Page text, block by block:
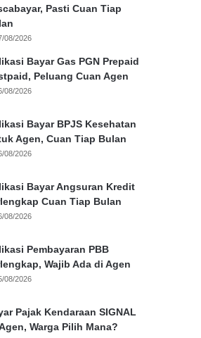
Pasti Cuan Tiap
08/2026
Bayar Gas PGN Prepaid
Peluang Cuan Agen
08/2026
Bayar BPJS Kesehatan
Agen, Cuan Tiap Bulan
08/2026
Bayar Angsuran Kredit
Cuan Tiap Bulan
08/2026
Pembayaran PBB
Wajib Ada di Agen
08/2026
Pajak Kendaraan SIGNAL
Warga Pilih Mana?